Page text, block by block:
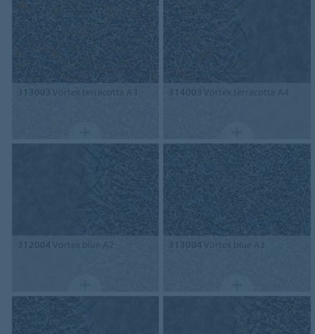
313003 Vortex terracotta A3 314003 Vortex terracotta A4
312004 Vortex blue A2 313004 Vortex blue A3